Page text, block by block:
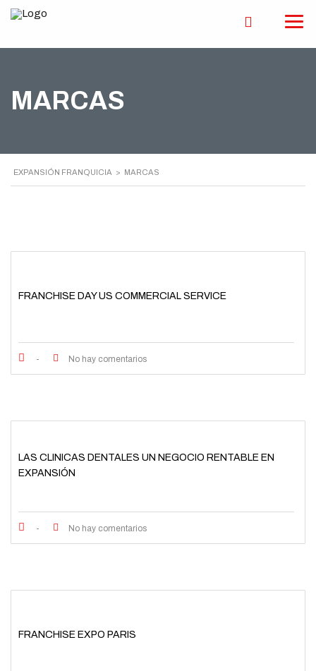
MARCAS
EXPANSIÓN FRANQUICIA > MARCAS
FRANCHISE DAY US COMMERCIAL SERVICE
- No hay comentarios
LAS CLINICAS DENTALES UN NEGOCIO RENTABLE EN
EXPANSIÓN
- No hay comentarios
FRANCHISE EXPO PARIS